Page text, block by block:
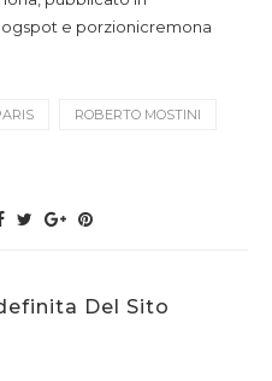
e porzionicremona
ROBERTO MOSTINI
Del Sito